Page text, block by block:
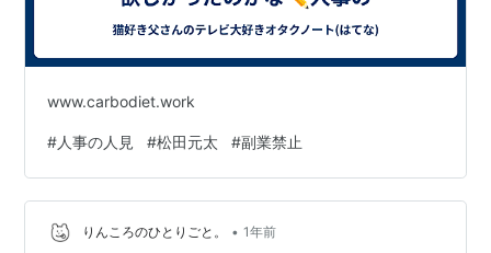
www.carbodiet.work
#人事の人見 #松田元太 #副業禁止
りんころのひとりごと。 • 1年前